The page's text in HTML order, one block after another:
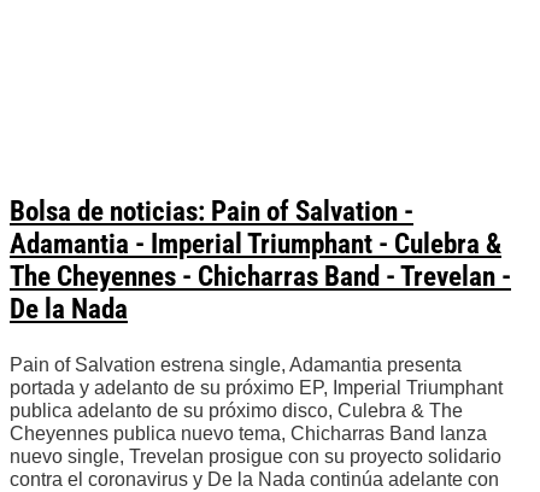
Bolsa de noticias: Pain of Salvation -
Adamantia - Imperial Triumphant - Culebra &
The Cheyennes - Chicharras Band - Trevelan -
De la Nada
Pain of Salvation estrena single, Adamantia presenta
portada y adelanto de su próximo EP, Imperial Triumphant
publica adelanto de su próximo disco, Culebra & The
Cheyennes publica nuevo tema, Chicharras Band lanza
nuevo single, Trevelan prosigue con su proyecto solidario
contra el coronavirus y De la Nada continúa adelante con